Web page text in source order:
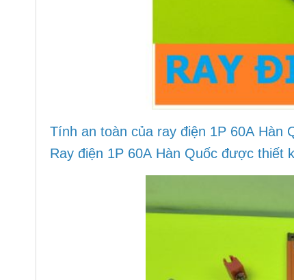
Tính an toàn của ray điện 1P 60A Hàn
Ray điện 1P 60A Hàn Quốc được thiết